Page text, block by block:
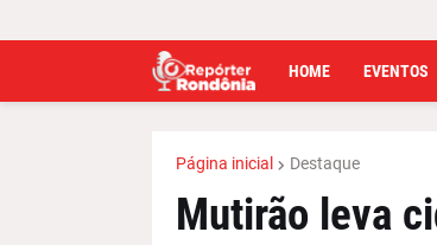
HOME EVENTOS
Página inicial Destaque
Mutirão leva